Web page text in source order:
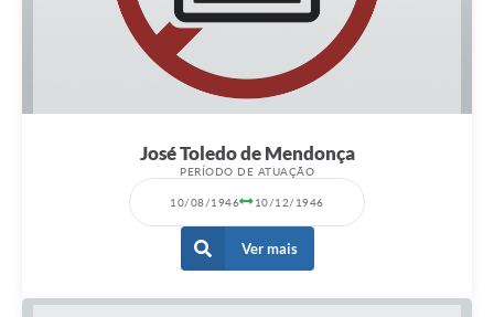
José Toledo de Mendonça
PERÍODO DE ATUAÇÃO
10/08/1946 10/12/1946
Ver mais